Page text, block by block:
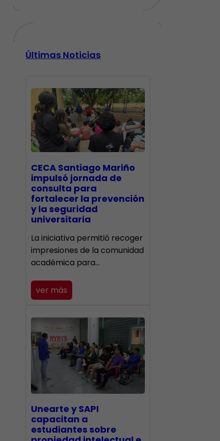
Últimas Noticias
CECA Santiago Mariño
impulsó jornada de
consulta para
fortalecer la prevención
y la seguridad
universitaria
La iniciativa permitió recoger
impresiones de la comunidad
académica para…
ver más
Unearte y SAPI
capacitan a
estudiantes sobre